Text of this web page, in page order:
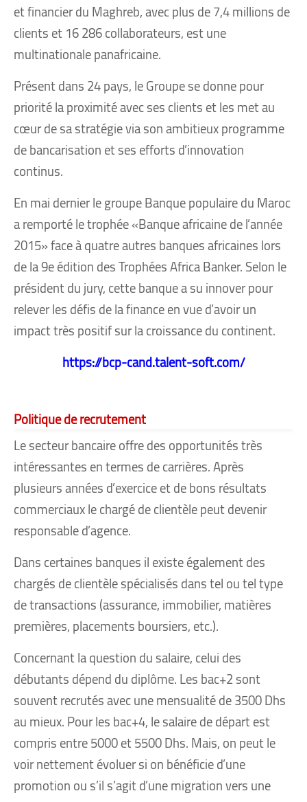
et financier du Maghreb, avec plus de 7,4 millions de
clients et 16 286 collaborateurs, est une
multinationale panafricaine.
Présent dans 24 pays, le Groupe se donne pour
priorité la proximité avec ses clients et les met au
cœur de sa stratégie via son ambitieux programme
de bancarisation et ses efforts d’innovation
continus.
En mai dernier le groupe Banque populaire du Maroc
a remporté le trophée «Banque africaine de l’année
2015» face à quatre autres banques africaines lors
de la 9e édition des Trophées Africa Banker. Selon le
président du jury, cette banque a su innover pour
relever les défis de la finance en vue d’avoir un
impact très positif sur la croissance du continent.
https://bcp-cand.talent-soft.com/
Politique de recrutement
Le secteur bancaire offre des opportunités très
intéressantes en termes de carrières. Après
plusieurs années d’exercice et de bons résultats
commerciaux le chargé de clientèle peut devenir
responsable d’agence.
Dans certaines banques il existe également des
chargés de clientèle spécialisés dans tel ou tel type
de transactions (assurance, immobilier, matières
premières, placements boursiers, etc.).
Concernant la question du salaire, celui des
débutants dépend du diplôme. Les bac+2 sont
souvent recrutés avec une mensualité de 3500 Dhs
au mieux. Pour les bac+4, le salaire de départ est
compris entre 5000 et 5500 Dhs. Mais, on peut le
voir nettement évoluer si on bénéficie d’une
promotion ou s’il s’agit d’une migration vers une